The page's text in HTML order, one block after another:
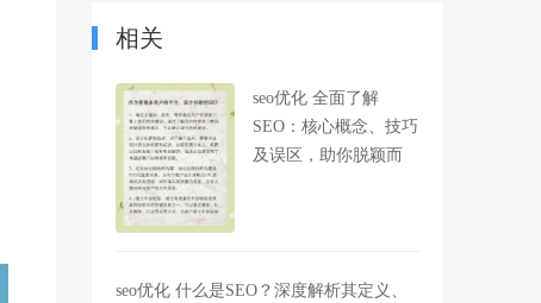
相关
seo优化 全面了解
SEO：核心概念、技巧
及误区，助你脱颖而
seo优化 什么是SEO？深度解析其定义、